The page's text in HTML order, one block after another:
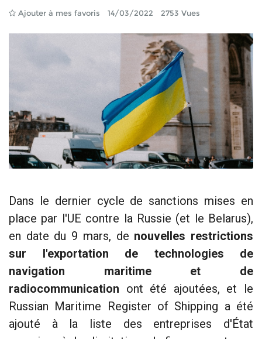
Ajouter à mes favoris
14/03/2022 2753 Vues
Dans le dernier cycle de sanctions mises en
place par l'UE contre la Russie (et le Belarus),
en date du 9 mars, de nouvelles restrictions
sur l'exportation de technologies de
navigation maritime et de
radiocommunication ont été ajoutées, et le
Russian Maritime Register of Shipping a été
ajouté à la liste des entreprises d'État